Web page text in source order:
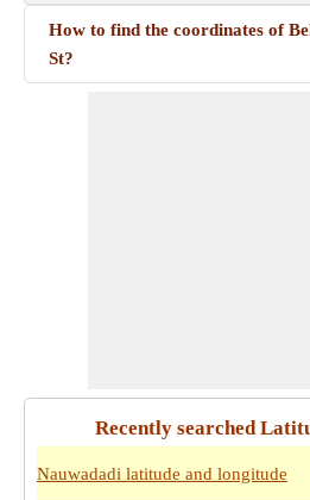
How to find the coordinates of
St?
Recently searched
Nauwadadi latitude and longitude